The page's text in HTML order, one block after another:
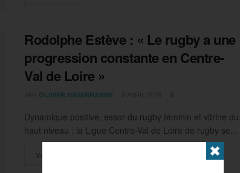
Rodolphe Estève : « Le rugby a une
progression constante en Centre-
Val de Loire »
OLIVIER NAVARRANNE
Dynamique positive, essor du rugby féminin et vitrine du
haut niveau : la Ligue Centre-Val de Loire de rugby se...
VOIR PLUS ✖